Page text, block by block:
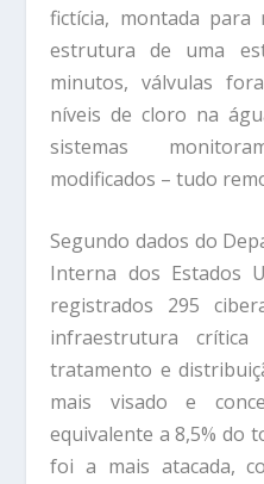
fictícia, montada para
estrutura de uma
minutos, válvulas
níveis de cloro na
sistemas
modificados – tudo
Segundo dados do
Interna dos Estados
registrados 295
infraestrutura
tratamento e
mais visado e
equivalente a 8,5% do
foi a mais atacada,